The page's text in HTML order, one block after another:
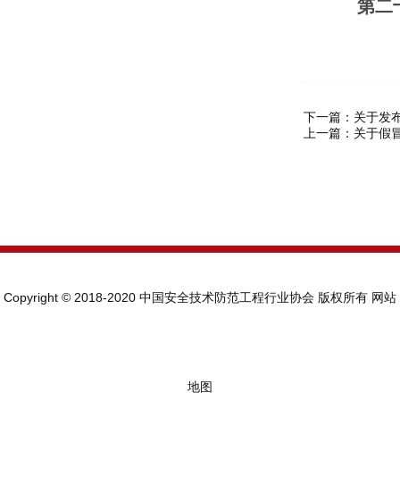
第二
下一篇： 关于发
上一篇： 关于假
Copyright © 2018-2020 中国安全技术防范工程行业协会 版权所有 网站
地图